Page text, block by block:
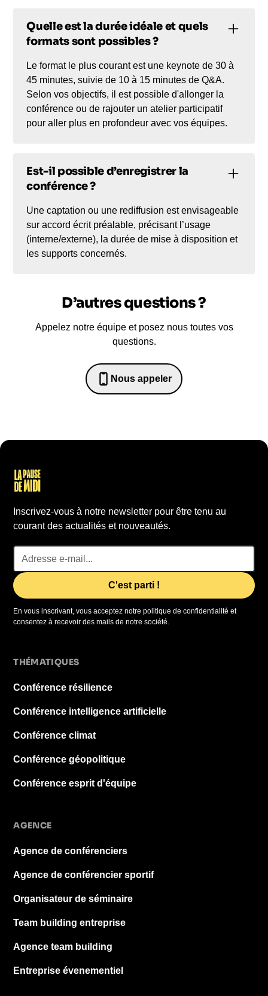
Quelle est la durée idéale et quels
formats sont possibles ?
Le format le plus courant est une keynote de 30 à
45 minutes, suivie de 10 à 15 minutes de Q&A.
Selon vos objectifs, il est possible d'allonger la
conférence ou de rajouter un atelier participatif
pour aller plus en profondeur avec vos équipes.
Est-il possible d’enregistrer la
conférence ?
Une captation ou une rediffusion est envisageable
sur accord écrit préalable, précisant l’usage
(interne/externe), la durée de mise à disposition et
les supports concernés.
D’autres questions ?
Appelez notre équipe et posez nous toutes vos
questions.
Nous appeler
0652698481
Inscrivez-vous à notre newsletter pour être tenu au
courant des actualités et nouveautés.
En vous inscrivant, vous acceptez notre politique de confidentialité et
consentez à recevoir des mails de notre société.
THÉMATIQUES
Conférence résilience
Conférence intelligence artificielle
Conférence climat
Conférence géopolitique
Conférence esprit d'équipe
AGENCE
Agence de conférenciers
Agence de conférencier sportif
Organisateur de séminaire
Team building entreprise
Agence team building
Entreprise évenementiel